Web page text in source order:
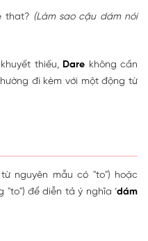
that? (Làm sao cậu dám nói
thiếu, Dare không cần
đi kèm với một động từ
nguyên mẫu có "to") hoặc
"to") để diễn tả ý nghĩa ‘dám